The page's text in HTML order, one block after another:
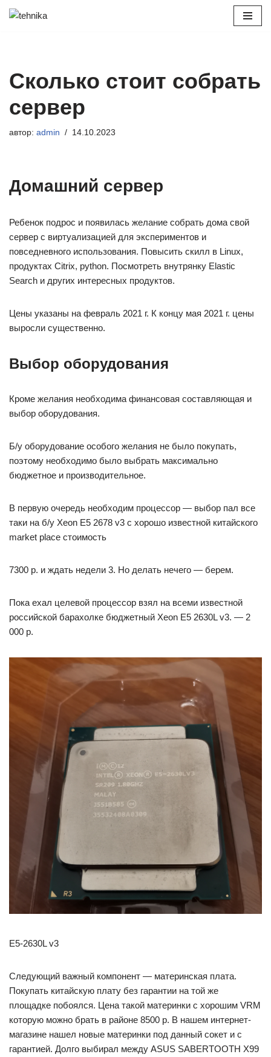
Сколько стоит собрать
сервер
автор: admin 14.10.2023
Домашний сервер
Ребенок подрос и появилась желание собрать дома свой
сервер с виртуализацией для экспериментов и
повседневного использования. Повысить скилл в Linux,
продуктах Citrix, python. Посмотреть внутрянку Elastic
Search и других интересных продуктов.
Цены указаны на февраль 2021 г. К концу мая 2021 г. цены
выросли существенно.
Выбор оборудования
Кроме желания необходима финансовая составляющая и
выбор оборудования.
Б/у оборудование особого желания не было покупать,
поэтому необходимо было выбрать максимально
бюджетное и производительное.
В первую очередь необходим процессор — выбор пал все
таки на б/у Xeon E5 2678 v3 с хорошо известной китайского
market place стоимость
7300 р. и ждать недели 3. Но делать нечего — берем.
Пока ехал целевой процессор взял на всеми известной
российской барахолке бюджетный Xeon E5 2630L v3. — 2
000 р.
E5-2630L v3
Следующий важный компонент — материнская плата.
Покупать китайскую плату без гарантии на той же
площадке побоялся. Цена такой материнки с хорошим VRM
которую можно брать в районе 8500 р. В нашем интернет-
магазине нашел новые материнки под данный сокет и с
гарантией. Долго выбирал между ASUS SABERTOOTH X99